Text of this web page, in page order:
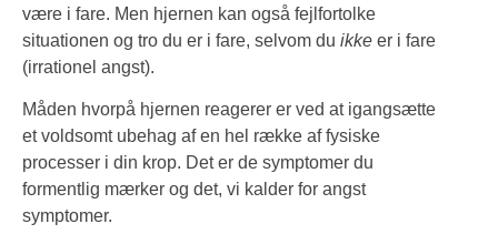
være i fare. Men hjernen kan også fejlfortolke
situationen og tro du er i fare, selvom du ikke er i fare
(irrationel angst).
Måden hvorpå hjernen reagerer er ved at igangsætte
et voldsomt ubehag af en hel række af fysiske
processer i din krop. Det er de symptomer du
formentlig mærker og det, vi kalder for angst
symptomer.